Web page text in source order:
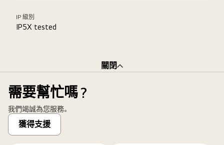
IP 級別
IP5X tested
關閉
需要幫忙嗎？
我們竭誠為您服務。
獲得支援